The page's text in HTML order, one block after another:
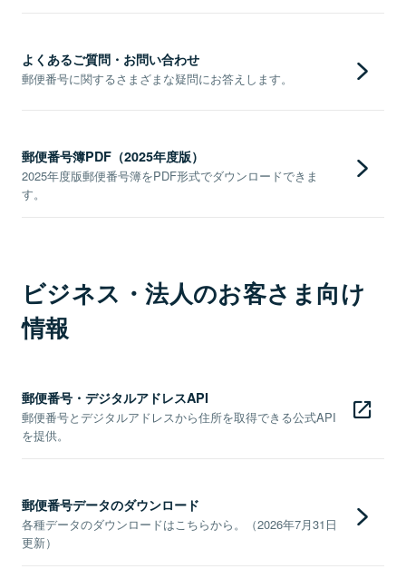
よくあるご質問・お問い合わせ
郵便番号に関するさまざまな疑問にお答えします。
郵便番号簿PDF（2025年度版）
2025年度版郵便番号簿をPDF形式でダウンロードできま
す。
ビジネス・法人のお客さま向け
情報
郵便番号・デジタルアドレスAPI
郵便番号とデジタルアドレスから住所を取得できる公式API
を提供。
郵便番号データのダウンロード
各種データのダウンロードはこちらから。（2026年7月31日
更新）